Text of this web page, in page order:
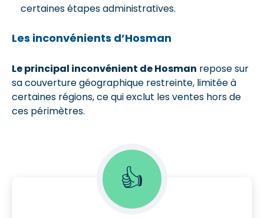
certaines étapes administratives.
Les inconvénients d’Hosman
Le principal inconvénient de Hosman repose sur
sa couverture géographique restreinte, limitée à
certaines régions, ce qui exclut les ventes hors de
ces périmètres.
👍